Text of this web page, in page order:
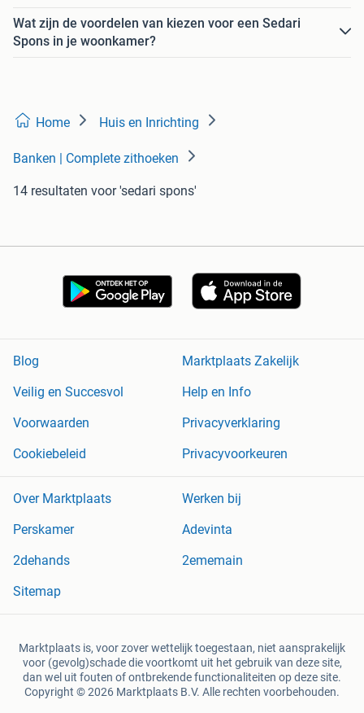
Wat zijn de voordelen van kiezen voor een Sedari
Spons in je woonkamer?
Home Huis en Inrichting
Banken | Complete zithoeken
14 resultaten voor 'sedari spons'
Blog
Marktplaats Zakelijk
Veilig en Succesvol
Help en Info
Voorwaarden
Privacyverklaring
Cookiebeleid
Privacyvoorkeuren
Over Marktplaats
Werken bij
Perskamer
Adevinta
2dehands
2ememain
Sitemap
Marktplaats is, voor zover wettelijk toegestaan, niet aansprakelijk
voor (gevolg)schade die voortkomt uit het gebruik van deze site,
dan wel uit fouten of ontbrekende functionaliteiten op deze site.
Copyright © 2026 Marktplaats B.V. Alle rechten voorbehouden.